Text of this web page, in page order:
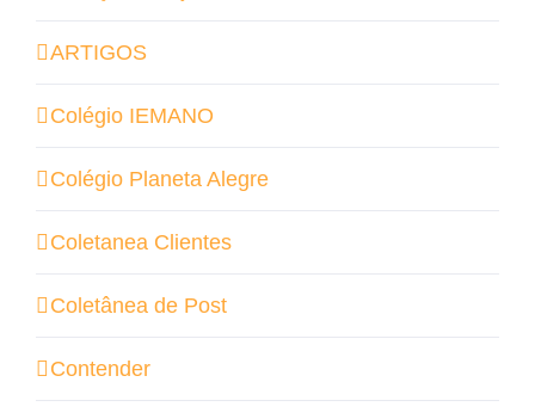
ARTIGOS
Colégio IEMANO
Colégio Planeta Alegre
Coletanea Clientes
Coletânea de Post
Contender